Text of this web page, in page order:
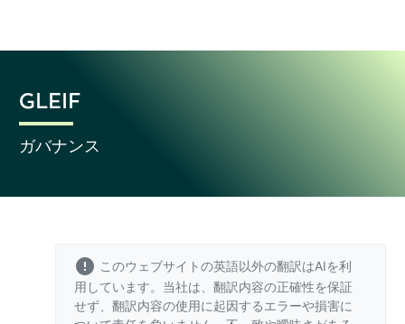
GLEIF
ガバナンス
このウェブサイトの英語以外の翻訳はAIを利
用しています。当社は、翻訳内容の正確性を保証
せず、翻訳内容の使用に起因するエラーや損害に